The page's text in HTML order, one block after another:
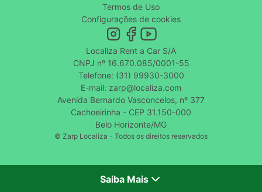
Termos de Uso
Configurações de cookies
Localiza Rent a Car S/A
CNPJ nº 16.670.085/0001-55
Telefone: (31) 99930-3000
E-mail: zarp@localiza.com
Avenida Bernardo Vasconcelos, nº 377
Cachoeirinha - CEP 31.150-000
Belo Horizonte/MG
© Zarp Localiza - Todos os direitos reservados
Saiba Mais